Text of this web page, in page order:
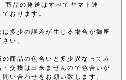
商品の発送はすべてヤマト運
おります。
多少の誤差が生じる場合が御座
い。
商品の色合いと多少異なってみ
交換は出来ませんので色合いが
い合わせをお願い致します。